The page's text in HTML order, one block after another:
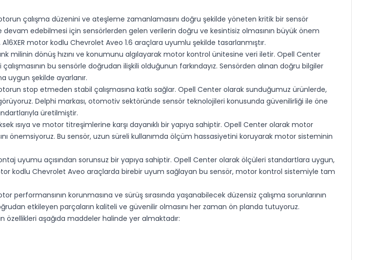
çalışma düzenini ve ateşleme zamanlamasını doğru şekilde yöneten kritik bir sensör
devam edebilmesi için sensörlerden gelen verilerin doğru ve kesintisiz olmasının büyük önem
motor kodlu Chevrolet Aveo 1.6 araçlara uyumlu şekilde tasarlanmıştır.
milinin dönüş hızını ve konumunu algılayarak motor kontrol ünitesine veri iletir. Opell Center
bu sensörle doğrudan ilişkili olduğunun farkındayız. Sensörden alınan doğru bilgiler
uygun şekilde ayarlanır.
stop etmeden stabil çalışmasına katkı sağlar. Opell Center olarak sunduğumuz ürünlerde,
Delphi markası, otomotiv sektöründe sensör teknolojileri konusunda güvenilirliği ile öne
üretilmiştir.
ısıya ve motor titreşimlerine karşı dayanıklı bir yapıya sahiptir. Opell Center olarak motor
önemsiyoruz. Bu sensör, uzun süreli kullanımda ölçüm hassasiyetini koruyarak motor sisteminin
uyumu açısından sorunsuz bir yapıya sahiptir. Opell Center olarak ölçüleri standartlara uygun,
kodlu Chevrolet Aveo araçlarda birebir uyum sağlayan bu sensör, motor kontrol sistemiyle tam
performansının korunmasına ve sürüş sırasında yaşanabilecek düzensiz çalışma sorunlarının
etkileyen parçaların kaliteli ve güvenilir olmasını her zaman ön planda tutuyoruz.
özellikleri aşağıda maddeler halinde yer almaktadır: